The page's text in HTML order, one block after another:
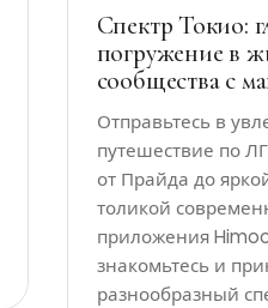
Спектр Токио:
погружение в
сообщества с
Отправьтесь в
путешествие по
от Прайда до
толикой
приложения
знакомьтесь и
разнообразный